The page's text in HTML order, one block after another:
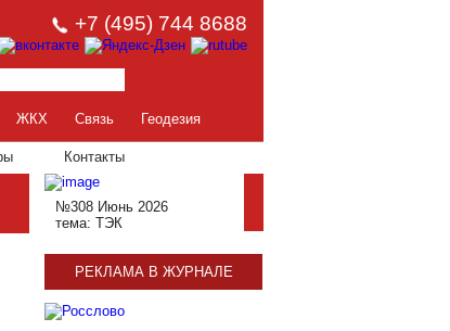
+7 (495) 744 8688
ЖКХ Связь Геодезия
Контакты
№308 Июнь 2026
тема: ТЭК
РЕКЛАМА В ЖУРНАЛЕ